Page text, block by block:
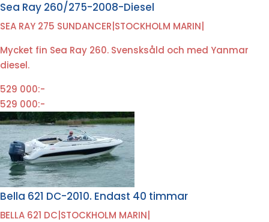
Sea Ray 260/275-2008-Diesel
SEA RAY 275 SUNDANCER STOCKHOLM MARIN
Mycket fin Sea Ray 260. Svensksåld och med Yanmar
diesel.
529 000:-
529 000:-
Bella 621 DC-2010. Endast 40 timmar
BELLA 621 DC STOCKHOLM MARIN